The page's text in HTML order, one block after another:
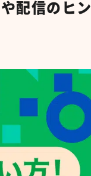
配信のヒン